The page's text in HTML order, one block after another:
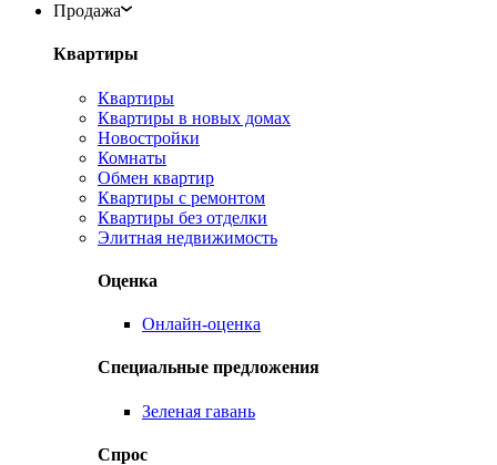
Продажа
Квартиры
Квартиры
Квартиры в новых домах
Новостройки
Комнаты
Обмен квартир
Квартиры с ремонтом
Квартиры без отделки
Элитная недвижимость
Оценка
Онлайн-оценка
Специальные предложения
Зеленая гавань
Спрос